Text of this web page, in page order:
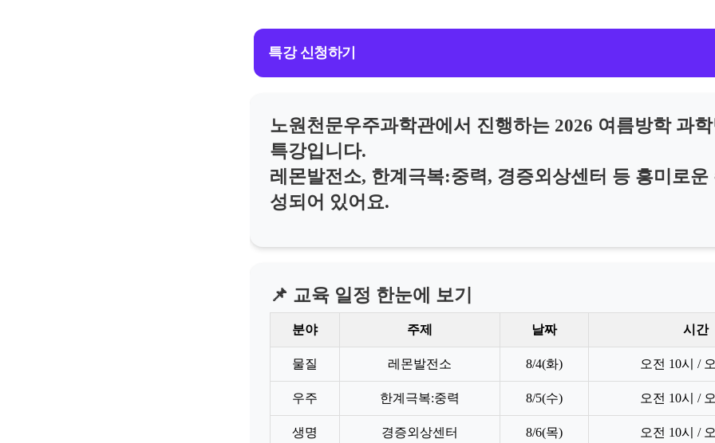
특강 신청하기
노원천문우주과학관에서 진행하는 2026 여름방학 과
특강입니다.
레몬발전소, 한계극복:중력, 경증외상센터 등 흥미로운
성되어 있어요.
📌 교육 일정 한눈에 보기
분야 주제 날짜 시간
물질 레몬발전소 8/4(화) 오전 10시 /
우주 한계극복:중력 8/5(수) 오전 10시 /
생명 경증외상센터 8/6(목) 오전 10시 /